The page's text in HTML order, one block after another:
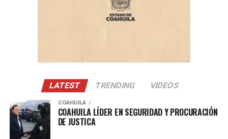
ADVERTISEMENT
LATEST TRENDING VIDEOS
COAHUILA
COAHUILA LÍDER EN SEGURIDAD Y PROCURACIÓN
DE JUSTICA